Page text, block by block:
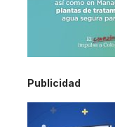
Publicidad